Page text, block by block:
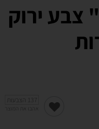
בלון מקרון 12" צבע ירוק